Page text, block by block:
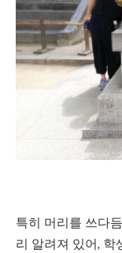
특히 머리를 쓰다
리 알려져 있어, 학